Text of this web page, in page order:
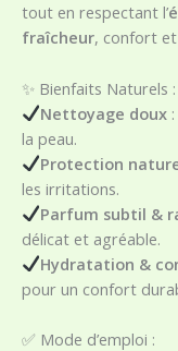
tout en respectant l’
fraîcheur, confort
✨ Bienfaits Naturels :
Nettoyage doux:
la peau.
Protection
les irritations.
Parfum subtil &
délicat et agréable.
Hydratation &
pour un confort
✅ Mode d’emploi :